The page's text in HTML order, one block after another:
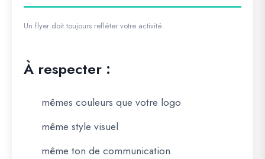
Un flyer doit toujours refléter votre activité.
À respecter :
mêmes couleurs que votre logo
même style visuel
même ton de communication